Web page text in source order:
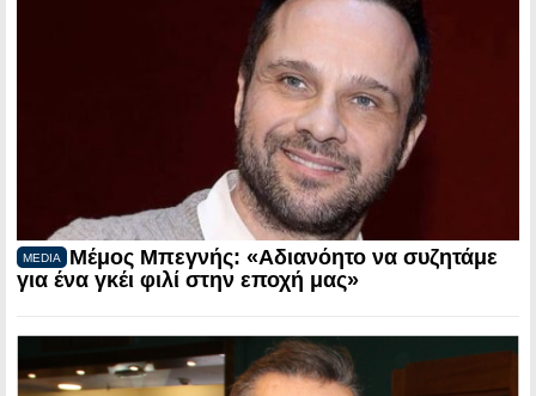
MEDIA
Μέμος Μπεγνής: «Αδιανόητο να συζητάμε
για ένα γκέι φιλί στην εποχή μας»